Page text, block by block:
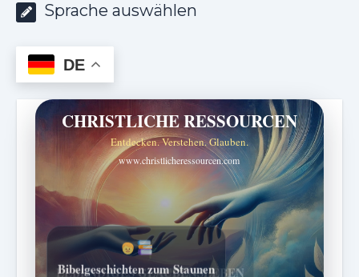
Sprache auswählen
DE
CHRISTLICHE RESSOURCEN
Entdecken. Verstehen. Glauben.
www.christlicheressourcen.com
Bibelgeschichten zum Staunen